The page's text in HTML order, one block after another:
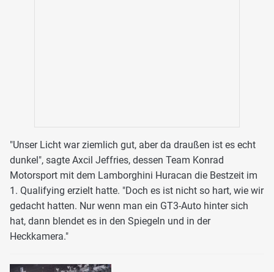
"Unser Licht war ziemlich gut, aber da draußen ist es echt
dunkel", sagte Axcil Jeffries, dessen Team Konrad
Motorsport mit dem Lamborghini Huracan die Bestzeit im
1. Qualifying erzielt hatte. "Doch es ist nicht so hart, wie wir
gedacht hatten. Nur wenn man ein GT3-Auto hinter sich
hat, dann blendet es in den Spiegeln und in der
Heckkamera."